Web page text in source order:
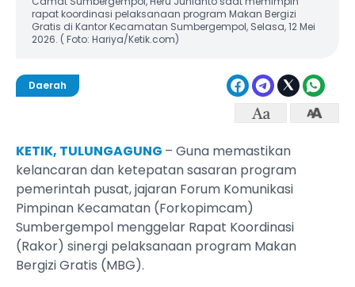
rapat koordinasi pelaksanaan program Makan Bergizi
Gratis di Kantor Kecamatan Sumbergempol, Selasa, 12 Mei
2026. ( Foto: Hariya/Ketik.com)
Daerah
KETIK, TULUNGAGUNG – Guna memastikan
kelancaran dan ketepatan sasaran program
pemerintah pusat, jajaran Forum Komunikasi
Pimpinan Kecamatan (Forkopimcam)
Sumbergempol menggelar Rapat Koordinasi
(Rakor) sinergi pelaksanaan program Makan
Bergizi Gratis (MBG).